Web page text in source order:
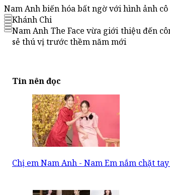
Nam Anh biến hóa bất ngờ với hình ảnh
Khánh Chi
Nam Anh The Face vừa giới thiệu đến
sẻ thú vị trước thềm năm mới
Tin nên đọc
Chị em Nam Anh - Nam Em nắm chặt